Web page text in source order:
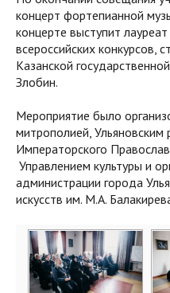
концерт фортепианной
концерте выступит
всероссийских конкурсов,
Казанской
Злобин.
Мероприятие было
митрополией,
Императорского
Управлением культуры и
администрации города
искусств им. М.А.